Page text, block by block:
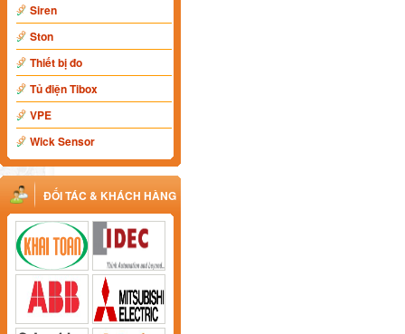
Siren
Ston
Thiết bị đo
Tủ điện Tibox
VPE
Wick Sensor
ĐỐI TÁC & KHÁCH HÀNG